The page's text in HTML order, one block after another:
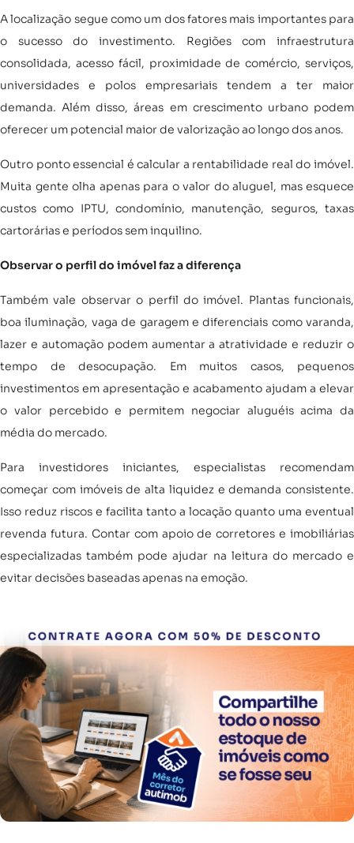
A localização segue como um dos fatores mais importantes para
o sucesso do investimento. Regiões com infraestrutura
consolidada, acesso fácil, proximidade de comércio, serviços,
universidades e polos empresariais tendem a ter maior
demanda. Além disso, áreas em crescimento urbano podem
oferecer um potencial maior de valorização ao longo dos anos.
Outro ponto essencial é calcular a rentabilidade real do imóvel.
Muita gente olha apenas para o valor do aluguel, mas esquece
custos como IPTU, condomínio, manutenção, seguros, taxas
cartorárias e períodos sem inquilino.
Observar o perfil do imóvel faz a diferença
Também vale observar o perfil do imóvel. Plantas funcionais,
boa iluminação, vaga de garagem e diferenciais como varanda,
lazer e automação podem aumentar a atratividade e reduzir o
tempo de desocupação. Em muitos casos, pequenos
investimentos em apresentação e acabamento ajudam a elevar
o valor percebido e permitem negociar aluguéis acima da
média do mercado.
Para investidores iniciantes, especialistas recomendam
começar com imóveis de alta liquidez e demanda consistente.
Isso reduz riscos e facilita tanto a locação quanto uma eventual
revenda futura. Contar com apoio de corretores e imobiliárias
especializadas também pode ajudar na leitura do mercado e
evitar decisões baseadas apenas na emoção.